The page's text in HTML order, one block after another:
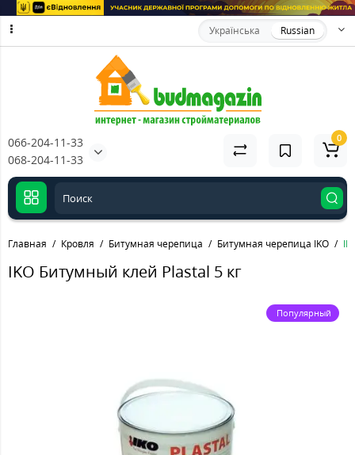
Українська Russian
066-204-11-33
068-204-11-33
0
Главная Кровля Битумная черепица Битумная черепица IKO
IKO Битумный клей Plastal 5 кг
Популярный